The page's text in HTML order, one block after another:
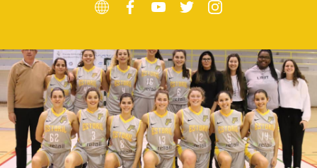
MINIBASQUETE
ÁREA TÉCNICA
PROJETOS
LIGA BETCLIC MASCULINA
LIGA BETCLIC FEMININA